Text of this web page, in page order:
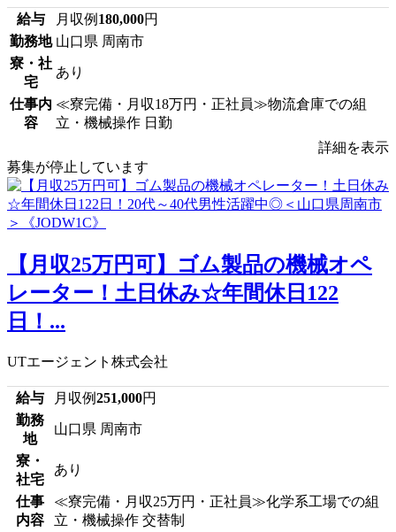
給与 月収例 180,000円
勤務地 山口県 周南市
寮・社
宅
あり
仕事内
容
≪寮完備・月収18万円・正社員≫物流倉庫での組
立・機械操作 日勤
詳細を表示
募集が停止しています
【月収25万円可】ゴム製品の機械オペ
レーター！土日休み☆年間休日122
日！...
UTエージェント株式会社
給与 月収例251,000円
勤務
地
山口県 周南市
寮・
社宅
あり
仕事
内容
≪寮完備・月収25万円・正社員≫化学系工場での組
立・機械操作 交替制